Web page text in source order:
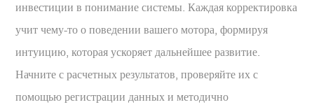
инвестиции в понимание системы. Каждая корректировка
учит чему-то о поведении вашего мотора, формируя
интуицию, которая ускоряет дальнейшее развитие.
Начните с расчетных результатов, проверяйте их с
помощью регистрации данных и методично